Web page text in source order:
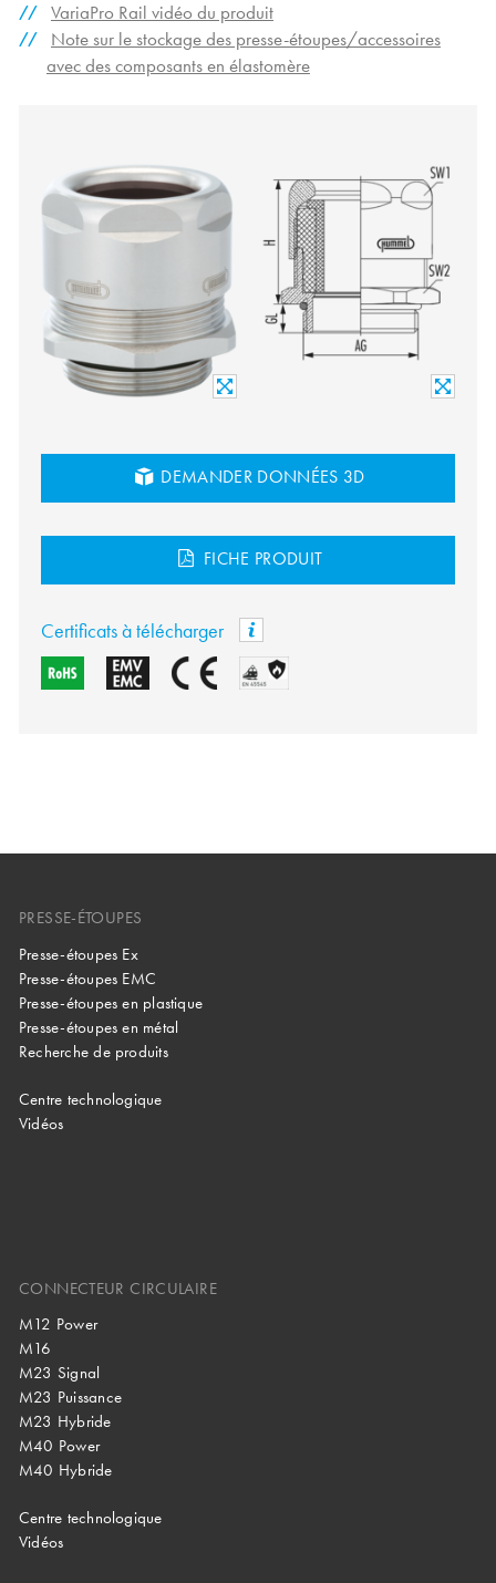
VariaPro Rail vidéo du produit
Note sur le stockage des presse-étoupes/accessoires
avec des composants en élastomère
DEMANDER DONNÉES 3D
FICHE PRODUIT
Certificats à télécharger
PRESSE-ÉTOUPES
Presse-étoupes Ex
Presse-étoupes EMC
Presse-étoupes en plastique
Presse-étoupes en métal
Recherche de produits
Centre technologique
Vidéos
CONNECTEUR CIRCULAIRE
M12 Power
M16
M23 Signal
M23 Puissance
M23 Hybride
M40 Power
M40 Hybride
Centre technologique
Vidéos